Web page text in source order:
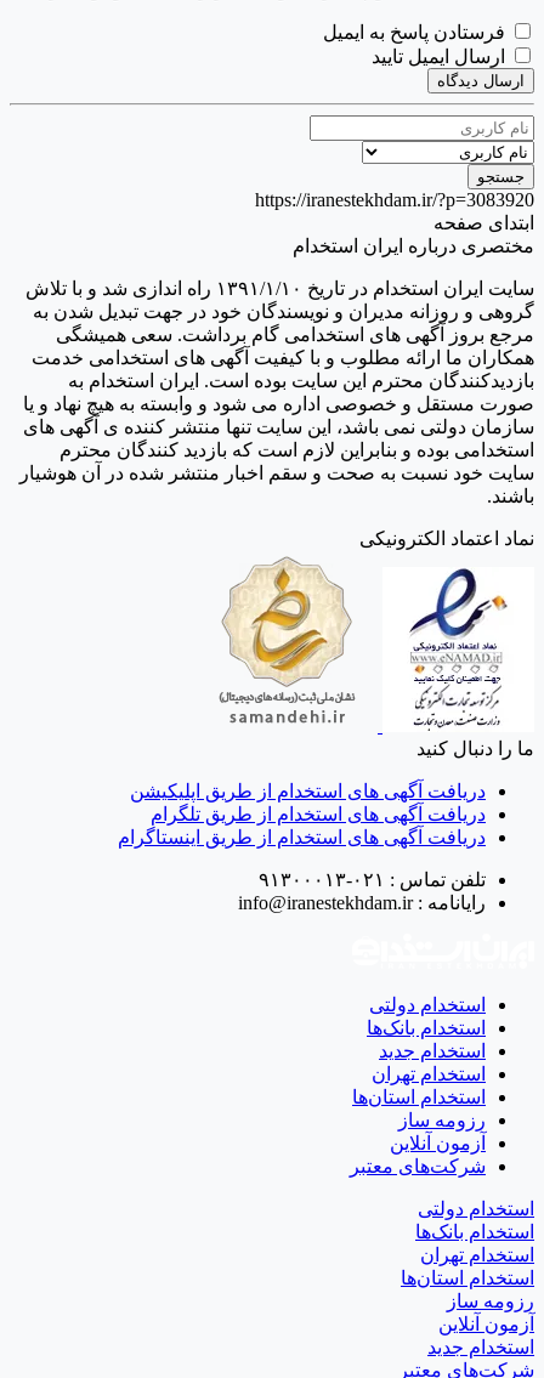
فرستادن پاسخ به ایمیل
ارسال ایمیل تایید
ارسال دیدگاه
https://iranestekhdam.ir/?p=3083920
ابتدای صفحه
مختصری درباره ایران استخدام
سایت ایران استخدام در تاریخ ۱۳۹۱/۱/۱۰ راه اندازی شد و با تلاش
گروهی و روزانه مدیران و نویسندگان خود در جهت تبدیل شدن به
مرجع بروز آگهی های استخدامی گام برداشت. سعی همیشگی
همکاران ما ارائه مطلوب و با کیفیت آگهی های استخدامی خدمت
بازدیدکنندگان محترم این سایت بوده است. ایران استخدام به
صورت مستقل و خصوصی اداره می شود و وابسته به هیچ نهاد و یا
سازمان دولتی نمی باشد، این سایت تنها منتشر کننده ی آگهی های
استخدامی بوده و بنابراین لازم است که بازدید کنندگان محترم
سایت خود نسبت به صحت و سقم اخبار منتشر شده در آن هوشیار
باشند.
نماد اعتماد الکترونیکی
ما را دنبال کنید
دریافت آگهی های استخدام از طریق اپلیکیشن
دریافت آگهی های استخدام از طریق تلگرام
دریافت آگهی های استخدام از طریق اینستاگرام
تلفن تماس : ۰۲۱-۹۱۳۰۰۰۱۳
رایانامه :info@iranestekhdam.ir
استخدام دولتی
استخدام بانک‌ها
استخدام جدید
استخدام تهران
استخدام استان‌ها
رزومه ساز
آزمون آنلاین
شرکت‌های معتبر
استخدام دولتی
استخدام بانک‌ها
استخدام تهران
استخدام استان‌ها
رزومه ساز
آزمون آنلاین
استخدام جدید
شرکت‌های معتبر